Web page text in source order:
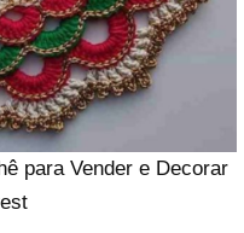
para Vender e Decorar